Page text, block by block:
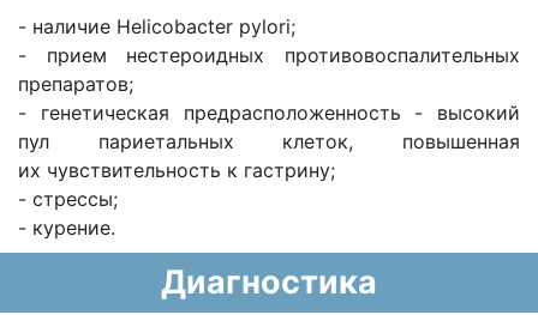
- наличие Helicobacter pylori;
- прием нестероидных противовоспалительных
препаратов;
- генетическая предрасположенность - высокий
пул париетальных клеток, повышенная
их чувствительность к гастрину;
- стрессы;
- курение.
Диагностика